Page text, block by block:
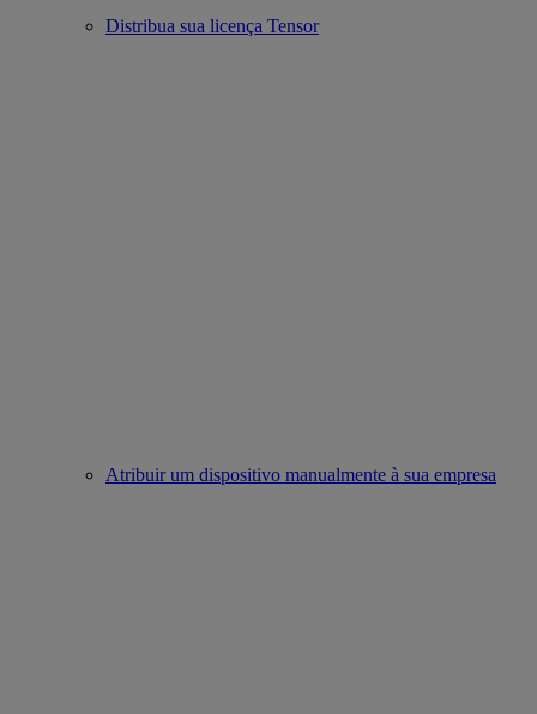
Distribua sua licença Tensor
Atribuir um dispositivo manualmente à sua empresa